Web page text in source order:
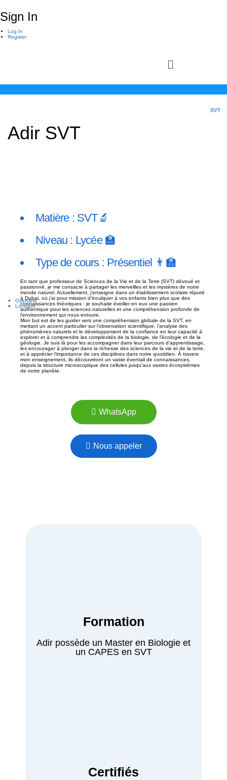
Sign In
Log In
Register
SVT
Adir SVT
Overview
Location
Matière : SVT🔬
Niveau : Lycée 🏫
Type de cours : Présentiel 👨‍🏫
En tant que professeur de Sciences de la Vie et de la Terre (SVT) dévoué et
passionné, je me consacre à partager les merveilles et les mystères de notre
monde naturel. Actuellement, j’enseigne dans un établissement scolaire réputé
à Dubai, où j’ai pour mission d’inculquer à vos enfants bien plus que des
connaissances théoriques : je souhaite éveiller en eux une passion
authentique pour les sciences naturelles et une compréhension profonde de
l’environnement qui nous entoure.
Mon but est de les guider vers une compréhension globale de la SVT, en
mettant un accent particulier sur l’observation scientifique, l’analyse des
phénomènes naturels et le développement de la confiance en leur capacité à
explorer et à comprendre les complexités de la biologie, de l’écologie et de la
géologie. Je suis là pour les accompagner dans leur parcours d’apprentissage,
les encourager à plonger dans la richesse des sciences de la vie et de la terre,
et à apprécier l’importance de ces disciplines dans notre quotidien. À travers
mon enseignement, ils découvriront un vaste éventail de connaissances,
depuis la structure microscopique des cellules jusqu’aux vastes écosystèmes
de notre planète.
WhatsApp
Nous appeler
Formation
Adir possède un Master en Biologie et
un CAPES en SVT
Certifiés